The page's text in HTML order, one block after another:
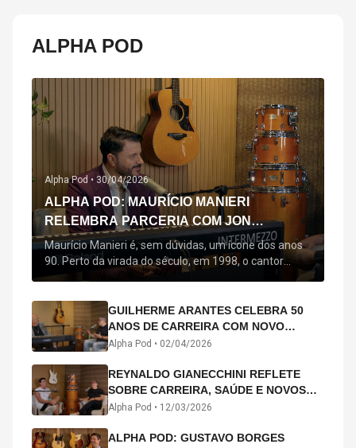
ALPHA POD
Alpha Pod • 30/04/2026
ALPHA POD: MAURÍCIO MANIERI
RELEMBRA PARCERIA COM JON
SECADA, ORIGEM DE "BEM QUERER" E
MAIS
Maurício Manieri é, sem dúvidas, um ícone dos anos
90. Perto da virada do século, em 1998, o cantor
estreou oficialmente com o seu primeiro disco, "A
acompanham até hoje, quase trinta anos mais tarde:
"Bem Querer" e "Minha Menina". Em 2026, o astro
segue com o […]
GUILHERME ARANTES CELEBRA 50
ANOS DE CARREIRA COM NOVO
ÁLBUM INTERDIMENSIONAL E TURNÊ
Alpha Pod • 02/04/2026
REYNALDO GIANECCHINI REFLETE
SOBRE CARREIRA, SAÚDE E NOVOS
CAMINHOS ARTÍSTICOS NO ALPHA
Alpha Pod • 12/03/2026
ALPHA POD: GUSTAVO BORGES